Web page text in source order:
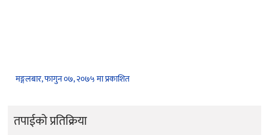
मङ्गलबार, फागुन ०७, २०७५ मा प्रकाशित
तपाईको प्रतिक्रिया